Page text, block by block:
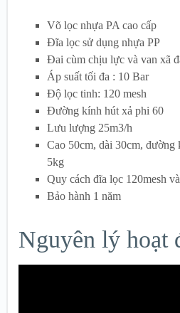
Võ lọc nhựa PA cao cấp
Đĩa lọc sử dụng nhựa PP
Đai cùm chịu lực và van xã
Áp suất tối đa : 10 Bar
Độ lọc tinh: 120 mesh
Đường kính hút xả phi 60
Lưu lượng 25m3/h
Cao 50cm, dài 30cm,
5kg
Quy cách đĩa lọc 120mesh
Bảo hành 1 năm
Nguyên lý hoạt